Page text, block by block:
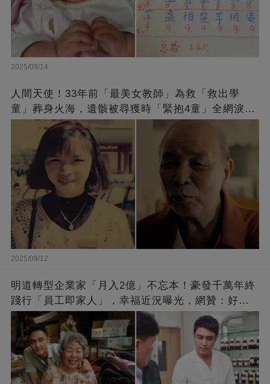
2025/09/14
人間天使！33年前「最美女教師」為救「救出學
童」葬身火海，遺骸被尋獲時「緊抱4童」全網淚
崩：真正的英雄不該被遺忘
2025/09/12
明道轉型企業家「月入2億」不忘本！豪發千萬年終
踐行「員工即家人」，幸福近況曝光，網贊：好老
闆的福報